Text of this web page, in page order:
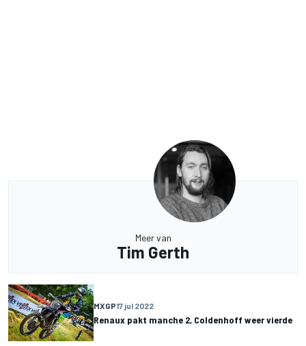
Meer van
Tim Gerth
MXGP17 jul 2022
Renaux pakt manche 2, Coldenhoff weer vierde